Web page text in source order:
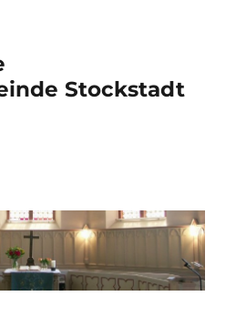
Stockstadt